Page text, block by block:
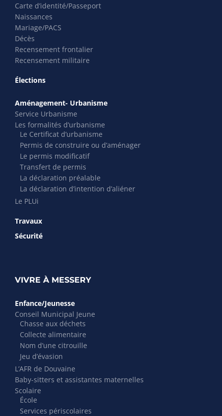
Carte d’identité/Passeport
Naissances
Mariage/PACS
Décès
Recensement frontalier
Recensement militaire
Élections
Aménagement- Urbanisme
Service Urbanisme
Les formalités d’urbanisme
Le Certificat d’urbanisme
Permis de construire ou d’aménager
Le permis modificatif
Transfert de permis
La déclaration préalable
La déclaration d’intention d’aliéner
Le PLUi
Travaux
Sécurité
VIVRE À MESSERY
Enfance/Jeunesse
Conseil Municipal Jeune
Chasse aux déchets
Collecte alimentaire
Nom d’une citrouille
Jeu d’évasion
L’AFR de Douvaine
Baby-sitters et assistantes maternelles
Scolaire
École
Services périscolaires